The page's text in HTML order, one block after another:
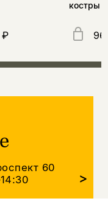
₽
костры
60
>